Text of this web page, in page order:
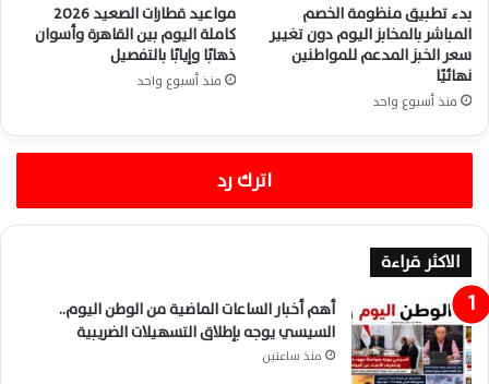
بدء تطبيق منظومة الخصم
المباشر بالمخابز اليوم دون تغيير
سعر الخبز المدعم للمواطنين
نهائيًا
منذ أسبوع واحد
مواعيد قطارات الصعيد 2026
كاملة اليوم بين القاهرة وأسوان
ذهابًا وإيابًا بالتفصيل
منذ أسبوع واحد
اترك رد
الاكثر قراءة
أهم أخبار الساعات الماضية من الوطن اليوم..
السيسي يوجه بإطلاق التسهيلات الضريبية
منذ ساعتين